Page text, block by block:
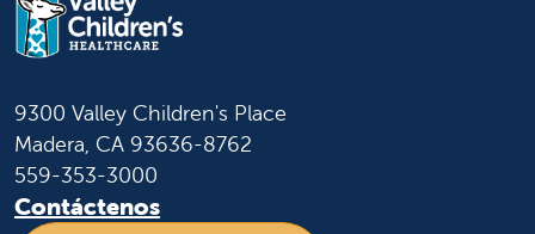
9300 Valley Children's Place
Madera, CA 93636-8762
559-353-3000
Contáctenos